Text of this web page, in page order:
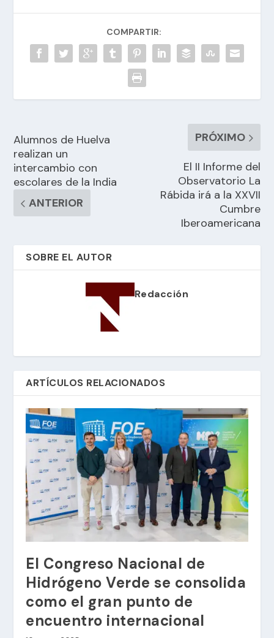
COMPARTIR:
Alumnos de Huelva
realizan un
intercambio con
escolares de la India
ANTERIOR
PRÓXIMO
El II Informe del
Observatorio La
Rábida irá a la XXVII
Cumbre
Iberoamericana
SOBRE EL AUTOR
Redacción
ARTÍCULOS RELACIONADOS
El Congreso Nacional de
Hidrógeno Verde se consolida
como el gran punto de
encuentro internacional